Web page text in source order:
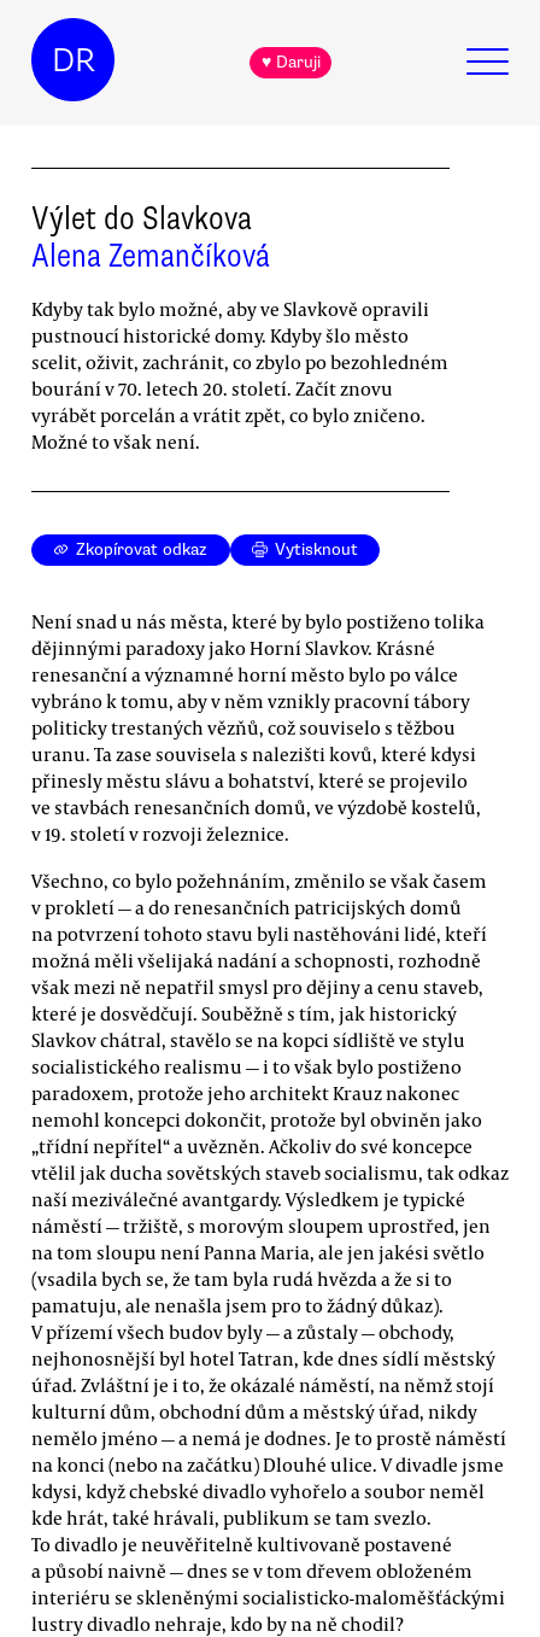
DR ♥ Daruji
Výlet do Slavkova
Alena Zemančíková
Kdyby tak bylo možné, aby ve Slavkově opravili
pustnoucí historické domy. Kdyby šlo město
scelit, oživit, zachránit, co zbylo po bezohledném
bourání v 70. letech 20. století. Začít znovu
vyrábět porcelán a vrátit zpět, co bylo zničeno.
Možné to však není.
Zkopírovat odkaz Vytisknout
Není snad u nás města, které by bylo postiženo tolika
dějinnými paradoxy jako Horní Slavkov. Krásné
renesanční a významné horní město bylo po válce
vybráno k tomu, aby v něm vznikly pracovní tábory
politicky trestaných vězňů, což souviselo s těžbou
uranu. Ta zase souvisela s nalezišti kovů, které kdysi
přinesly městu slávu a bohatství, které se projevilo
ve stavbách renesančních domů, ve výzdobě kostelů,
v 19. století v rozvoji železnice.
Všechno, co bylo požehnáním, změnilo se však časem
v prokletí — a do renesančních patricijských domů
na potvrzení tohoto stavu byli nastěhováni lidé, kteří
možná měli všelijaká nadání a schopnosti, rozhodně
však mezi ně nepatřil smysl pro dějiny a cenu staveb,
které je dosvědčují. Souběžně s tím, jak historický
Slavkov chátral, stavělo se na kopci sídliště ve stylu
socialistického realismu — i to však bylo postiženo
paradoxem, protože jeho architekt Krauz nakonec
nemohl koncepci dokončit, protože byl obviněn jako
„třídní nepřítel“ a uvězněn. Ačkoliv do své koncepce
vtělil jak ducha sovětských staveb socialismu, tak odkaz
naší meziválečné avantgardy. Výsledkem je typické
náměstí — tržiště, s morovým sloupem uprostřed, jen
na tom sloupu není Panna Maria, ale jen jakési světlo
(vsadila bych se, že tam byla rudá hvězda a že si to
pamatuju, ale nenašla jsem pro to žádný důkaz).
V přízemí všech budov byly — a zůstaly — obchody,
nejhonosnější byl hotel Tatran, kde dnes sídlí městský
úřad. Zvláštní je i to, že okázalé náměstí, na němž stojí
kulturní dům, obchodní dům a městský úřad, nikdy
nemělo jméno — a nemá je dodnes. Je to prostě náměstí
na konci (nebo na začátku) Dlouhé ulice. V divadle jsme
kdysi, když chebské divadlo vyhořelo a soubor neměl
kde hrát, také hrávali, publikum se tam svezlo.
To divadlo je neuvěřitelně kultivovaně postavené
a působí naivně — dnes se v tom dřevem obloženém
interiéru se skleněnými socialisticko-maloměšťáckými
lustry divadlo nehraje, kdo by na ně chodil?